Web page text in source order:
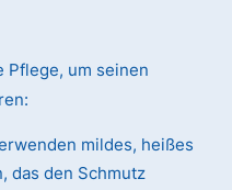
um seinen
mildes, heißes
das den Schmutz